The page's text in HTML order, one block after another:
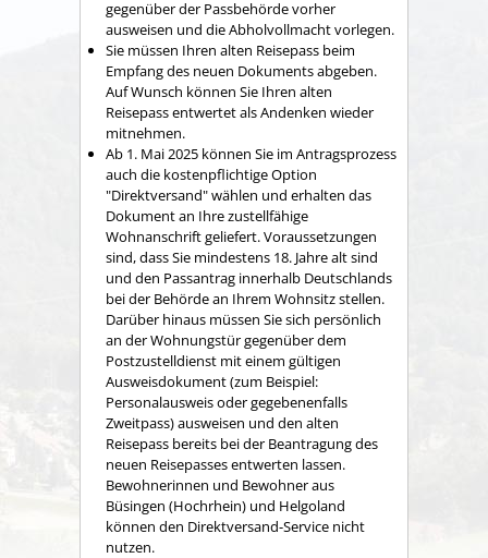
gegenüber der Passbehörde vorher
ausweisen und die Abholvollmacht vorlegen.
Sie müssen Ihren alten Reisepass beim
Empfang des neuen Dokuments abgeben.
Auf Wunsch können Sie Ihren alten
Reisepass entwertet als Andenken wieder
mitnehmen.
Ab 1. Mai 2025 können Sie im Antragsprozess
auch die kostenpflichtige Option
"Direktversand" wählen und erhalten das
Dokument an Ihre zustellfähige
Wohnanschrift geliefert.Voraussetzungen
sind, dass Sie mindestens 18. Jahre alt sind
und den Passantrag innerhalb Deutschlands
bei der Behörde an Ihrem Wohnsitz stellen.
Darüber hinaus müssen Sie sich persönlich
an der Wohnungstür gegenüber dem
Postzustelldienst mit einem gültigen
Ausweisdokument (zum Beispiel:
Personalausweis oder gegebenenfalls
Zweitpass) ausweisen und den alten
Reisepass bereits bei der Beantragung des
neuen Reisepasses entwerten lassen.
Bewohnerinnen und Bewohner aus
Büsingen (Hochrhein) und Helgoland
können den Direktversand-Service nicht
nutzen.